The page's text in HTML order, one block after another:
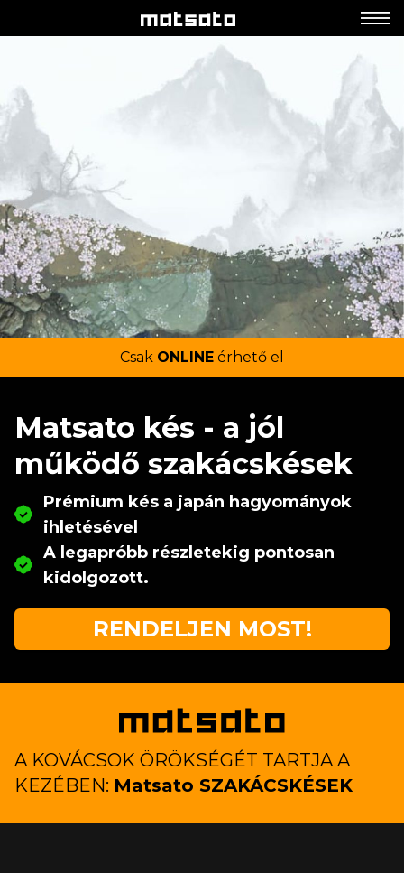
Csak ONLINE érhető el
Matsato kés - a jól
működő szakácskések
Prémium kés a japán hagyományok
ihletésével
A legapróbb részletekig pontosan
kidolgozott.
RENDELJEN MOST!
A KOVÁCSOK ÖRÖKSÉGÉT TARTJA A
KEZÉBEN: Matsato SZAKÁCSKÉSEK